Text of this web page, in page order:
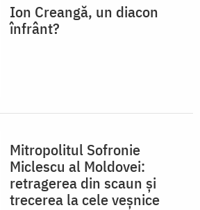
Ion Creangă, un diacon
înfrânt?
Mitropolitul Sofronie
Miclescu al Moldovei:
retragerea din scaun și
trecerea la cele veșnice